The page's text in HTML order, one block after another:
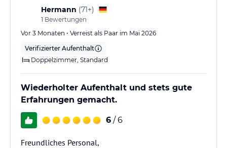
Hermann (71+)
1 Bewertungen
Vor 3 Monaten • Verreist als Paar im Mai 2026
Verifizierter Aufenthalt
Doppelzimmer, Standard
Wiederholter Aufenthalt und stets gute
Erfahrungen gemacht.
6 / 6
Freundliches Personal,